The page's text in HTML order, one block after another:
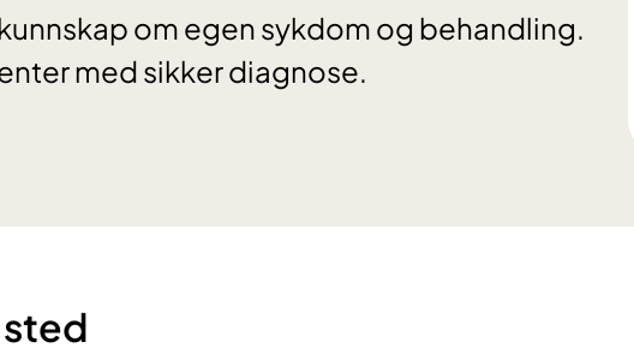
om egen sykdom og behandling.
med sikker diagnose.